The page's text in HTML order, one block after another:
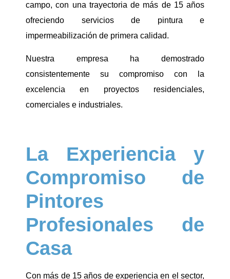
campo, con una trayectoria de más de 15 años
ofreciendo servicios de pintura e
impermeabilización de primera calidad.
Nuestra empresa ha demostrado
consistentemente su compromiso con la
excelencia en proyectos residenciales,
comerciales e industriales.
La Experiencia y
Compromiso de
Pintores
Profesionales de
Casa
Con más de 15 años de experiencia en el sector,